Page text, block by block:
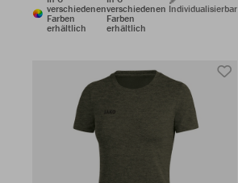
verschiedenen
Farben
erhältlich
verschiedenen
Farben
erhältlich
Individualisierbar